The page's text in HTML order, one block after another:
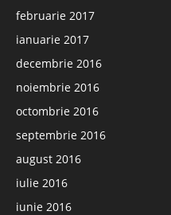
februarie 2017
ianuarie 2017
decembrie 2016
noiembrie 2016
octombrie 2016
septembrie 2016
august 2016
iulie 2016
iunie 2016